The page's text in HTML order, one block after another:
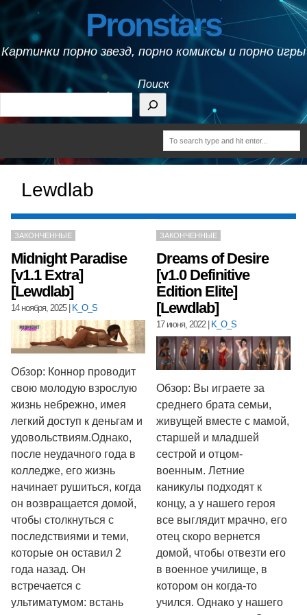
Pronstars
Картинки порно звезд, порно комиксы и порно игры
Поиск
Lewdlab
ЗАКОНЧЕННЫЕ
Midnight Paradise
[v1.1 Extra]
[Lewdlab]
14 ноября, 2025| K_O_S
Обзор: Коннор проводит
свою молодую взрослую
жизнь небрежно, имея
легкий доступ к деньгам и
удовольствиям.Однако,
после неудачного года в
колледже, его жизнь
начинает рушиться, когда
он возвращается домой,
чтобы столкнуться с
последствиями и теми,
которые он оставил 2
года назад. Он
встречается с
ультиматумом: встань
ЗАКОНЧЕННЫЕ
Dreams of Desire
[v1.0 Definitive
Edition Elite]
[Lewdlab]
17 июня, 2022| K_O_S
Обзор: Вы играете за
среднего брата семьи,
живущей вместе с мамой,
старшей и младшей
сестрой и отцом-
военным. Летние
каникулы подходят к
концу, а у нашего героя
все выглядит мрачно, его
отец скоро вернется
домой, чтобы отвезти его
в военное училище, в
котором он когда-то
учился. Однако у нашего